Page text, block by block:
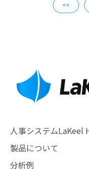
<<
人事システムLaKeel
製品について
分析例